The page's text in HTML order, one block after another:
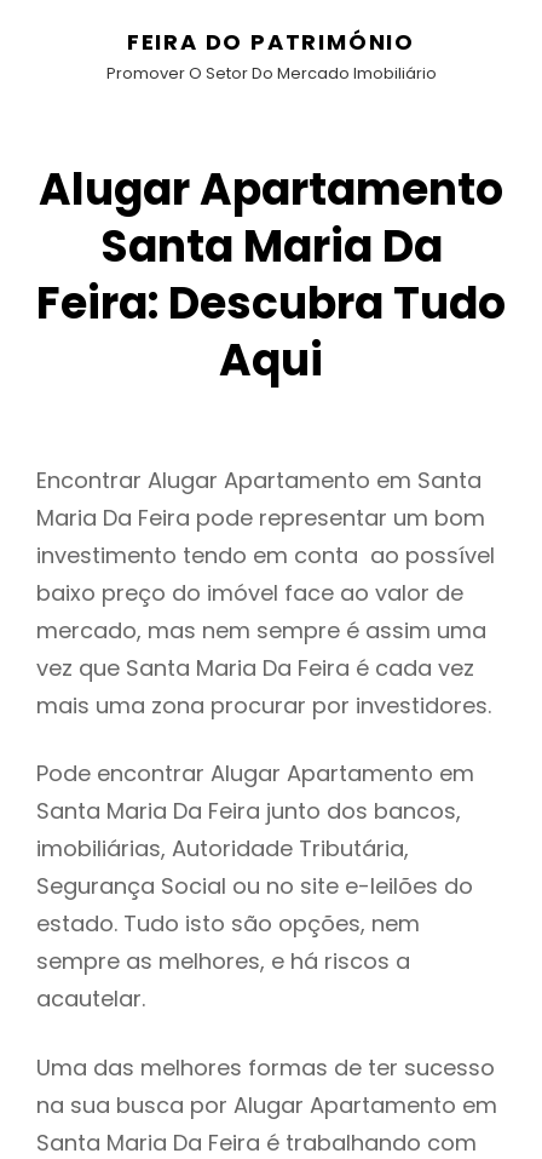
FEIRA DO PATRIMÓNIO
Promover O Setor Do Mercado Imobiliário
Alugar Apartamento
Santa Maria Da
Feira: Descubra Tudo
Aqui
Encontrar Alugar Apartamento em Santa
Maria Da Feira pode representar um bom
investimento tendo em conta ao possível
baixo preço do imóvel face ao valor de
mercado, mas nem sempre é assim uma
vez que Santa Maria Da Feira é cada vez
mais uma zona procurar por investidores.
Pode encontrar Alugar Apartamento em
Santa Maria Da Feira junto dos bancos,
imobiliárias, Autoridade Tributária,
Segurança Social ou no site e-leilões do
estado. Tudo isto são opções, nem
sempre as melhores, e há riscos a
acautelar.
Uma das melhores formas de ter sucesso
na sua busca por Alugar Apartamento em
Santa Maria Da Feira é trabalhando com